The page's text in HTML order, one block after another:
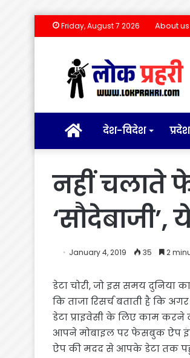
Friday, August 7 2026 About us
होम देश-विदेश प्रदेश
नहीं चलाते
January 4, 2019 35 2
डेटा चोरी, जो इस समय
कि ताजा रिसर्च बताती है कि
डेटा प्राइवेसी के लिए काम
आपने मोबाइल पर फेसबुक ऐप
ऐप की मदद से आपके डेटा तक